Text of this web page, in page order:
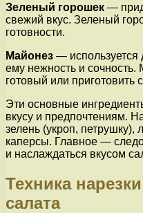
Зеленый горошек —
свежий вкус. Зеленый
готовности.
Майонез — используется
ему нежность и
готовый или приготовить
Эти основные
вкусу и предпочтениям.
зелень (укроп, петрушку),
каперсы. Главное —
и наслаждаться вкусом
Техника
салата